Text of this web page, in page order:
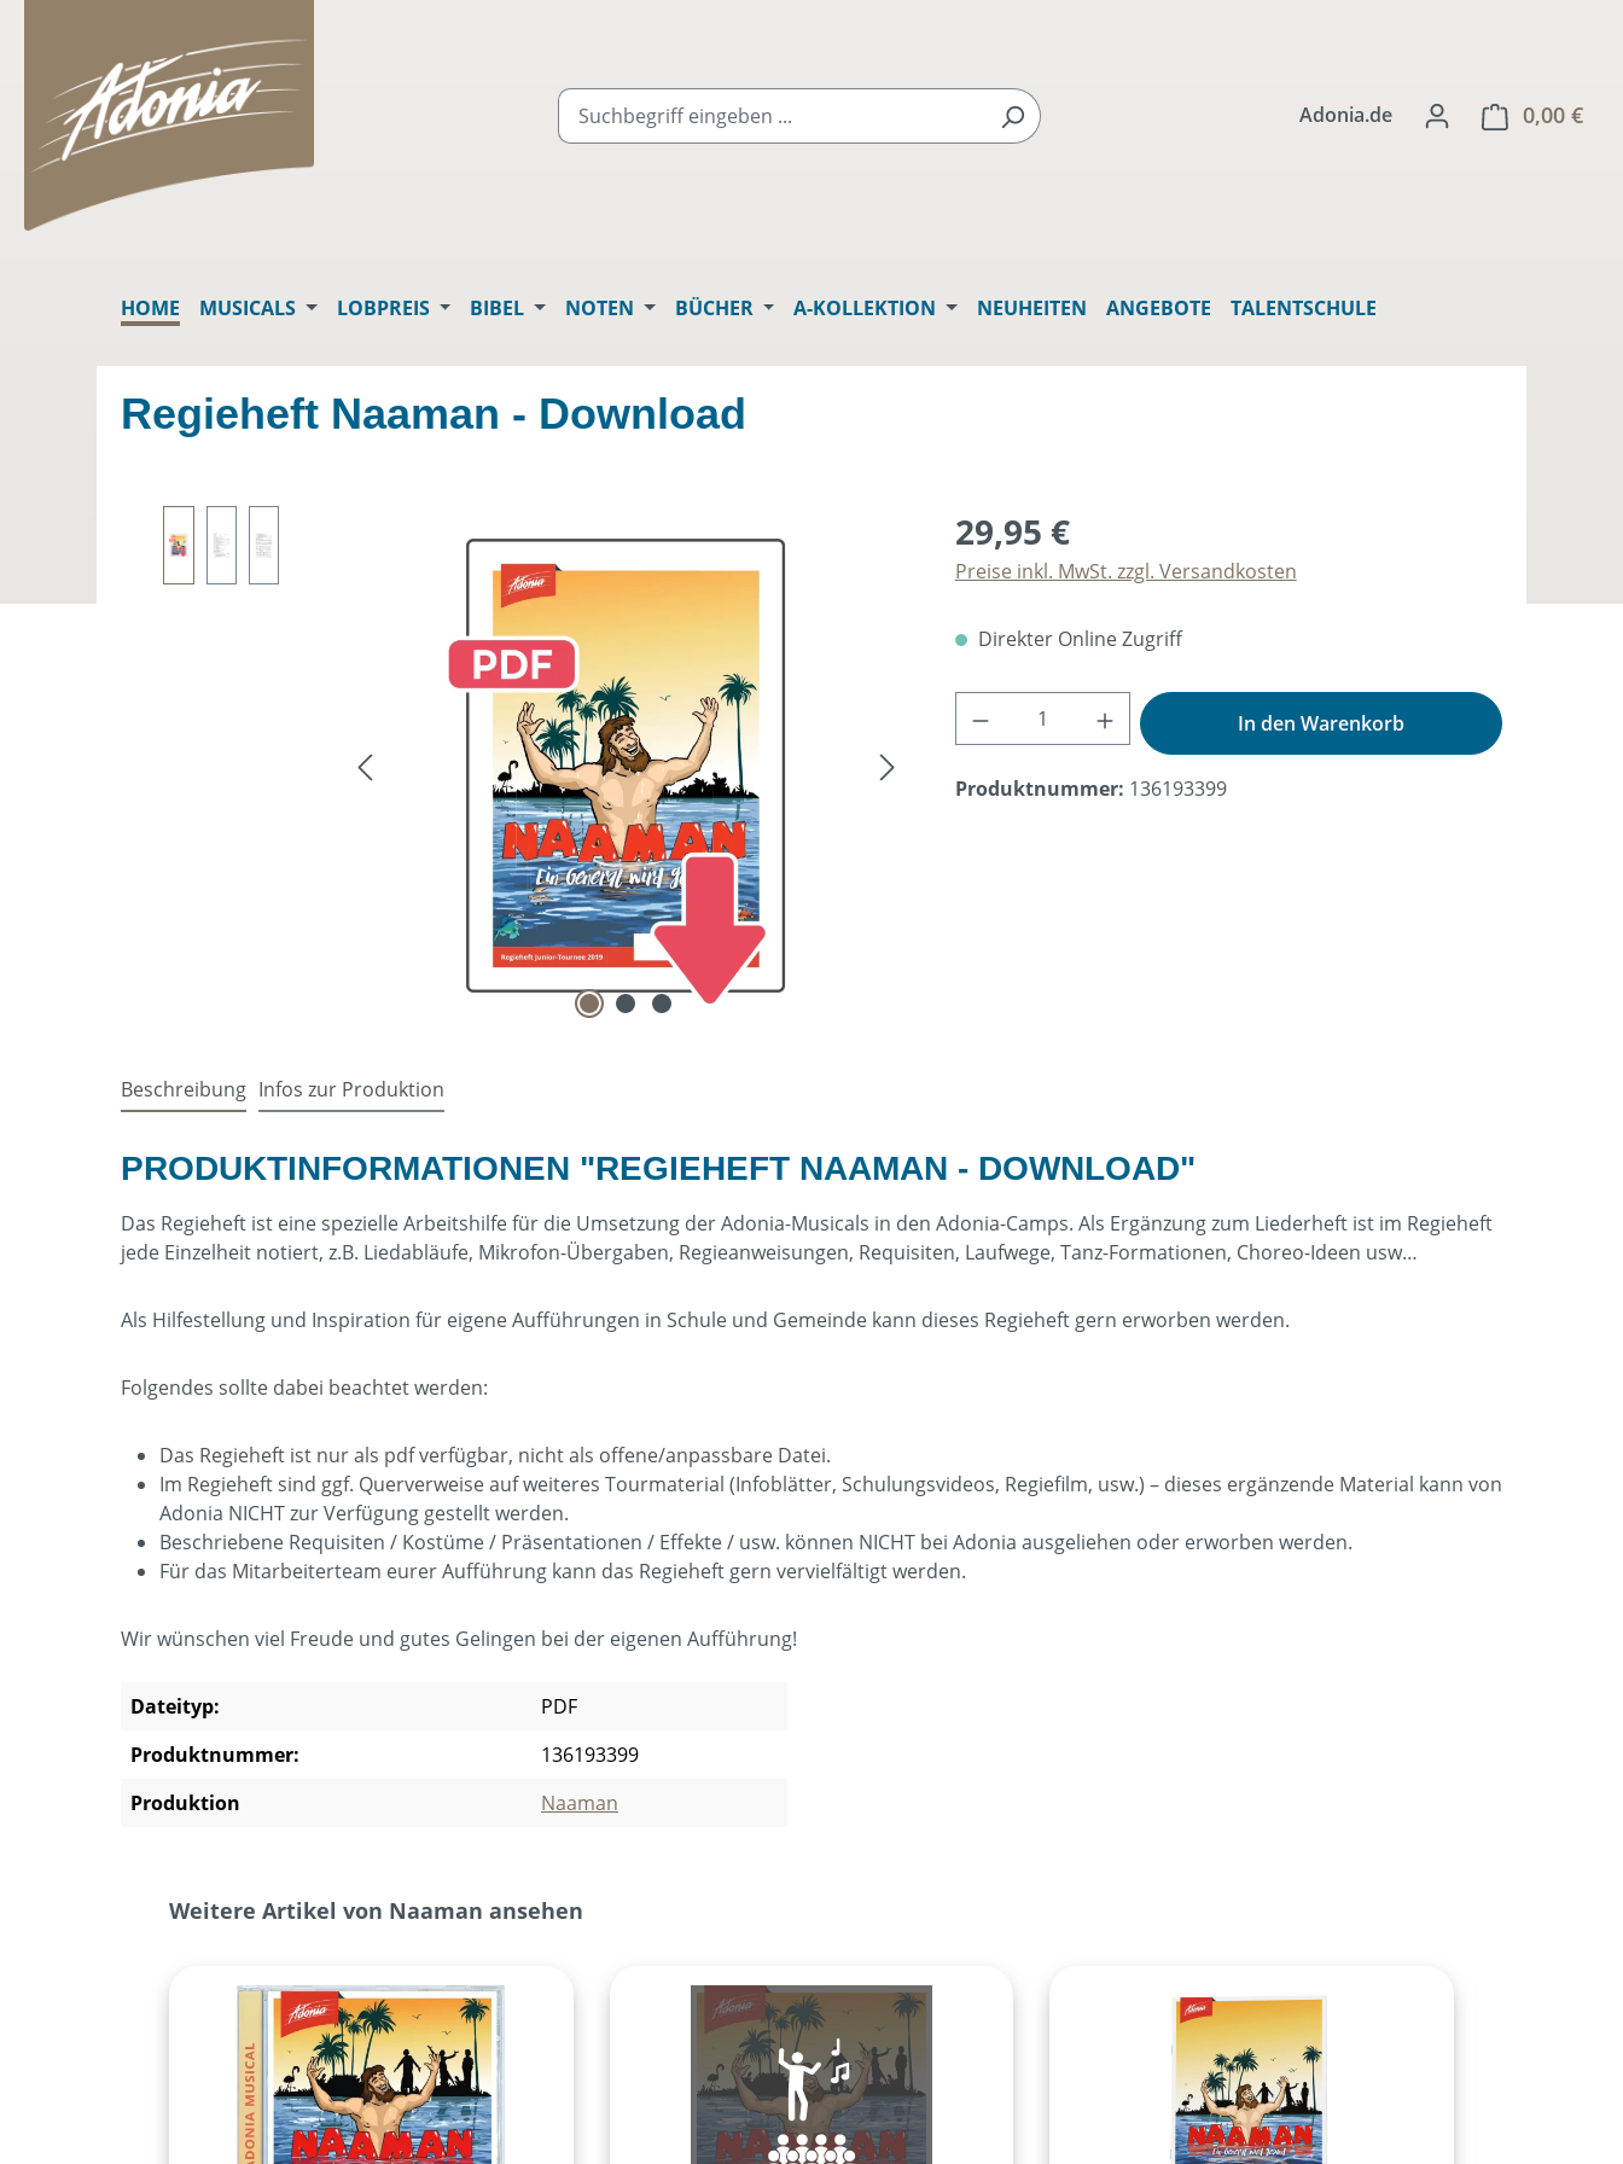
Adonia.de 0,00 €
HOME MUSICALS LOBPREIS BIBEL NOTEN BÜCHER A-KOLLEKTION NEUHEITEN ANGEBOTE TALENTSCHULE
Regieheft Naaman - Download
29,95 €
Preise inkl. MwSt. zzgl. Versandkosten
Direkter Online Zugriff
Produkt Anzahl: Gib den gewünschten Wert ein
In den Warenkorb
Produktnummer: 136193399
Beschreibung Infos zur Produktion
PRODUKTINFORMATIONEN "REGIEHEFT NAAMAN - DOWNLOAD"
Das Regieheft ist eine spezielle Arbeitshilfe für die Umsetzung der Adonia-Musicals in den Adonia-Camps. Als Ergänzung zum Liederheft ist im Regieheft
jede Einzelheit notiert, z.B. Liedabläufe, Mikrofon-Übergaben, Regieanweisungen, Requisiten, Laufwege, Tanz-Formationen, Choreo-Ideen usw…
Als Hilfestellung und Inspiration für eigene Aufführungen in Schule und Gemeinde kann dieses Regieheft gern erworben werden.
Folgendes sollte dabei beachtet werden:
Das Regieheft ist nur als pdf verfügbar, nicht als offene/anpassbare Datei.
Im Regieheft sind ggf. Querverweise auf weiteres Tourmaterial (Infoblätter, Schulungsvideos, Regiefilm, usw.) – dieses ergänzende Material kann von
Adonia NICHT zur Verfügung gestellt werden.
Beschriebene Requisiten / Kostüme / Präsentationen / Effekte / usw. können NICHT bei Adonia ausgeliehen oder erworben werden.
Für das Mitarbeiterteam eurer Aufführung kann das Regieheft gern vervielfältigt werden.
Wir wünschen viel Freude und gutes Gelingen bei der eigenen Aufführung!
Dateityp:
PDF
Produktnummer:
136193399
Produktion
Naaman
Produktgalerie überspringen
Weitere Artikel von Naaman ansehen